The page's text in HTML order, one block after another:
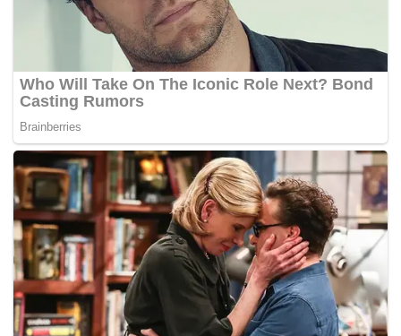
memberikan kesan kepada Kerajaan Perpaduan.
Tags: akuan bersumpah kerajaan perpaduan PN